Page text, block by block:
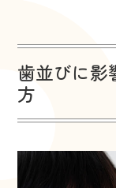
歯並びに影
方